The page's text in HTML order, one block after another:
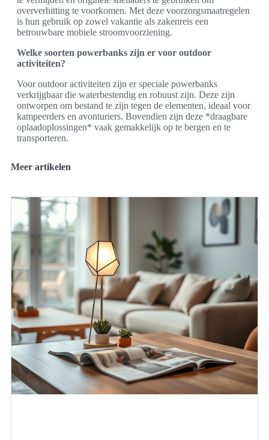
oververhitting te voorkomen. Met deze voorzorgsmaatregelen
is hun gebruik op zowel vakantie als zakenreis een
betrouwbare mobiele stroomvoorziening.
Welke soorten powerbanks zijn er voor outdoor
activiteiten?
Voor outdoor activiteiten zijn er speciale powerbanks
verkrijgbaar die waterbestendig en robuust zijn. Deze zijn
ontworpen om bestand te zijn tegen de elementen, ideaal voor
kampeerders en avonturiers. Bovendien zijn deze *draagbare
oplaadoplossingen* vaak gemakkelijk op te bergen en te
transporteren.
Meer artikelen